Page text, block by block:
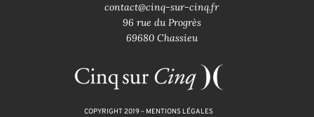
contact@cinq-sur-cinq.fr
96 rue du Progrès
69680 Chassieu
COPYRIGHT 2019 – MENTIONS LÉGALES